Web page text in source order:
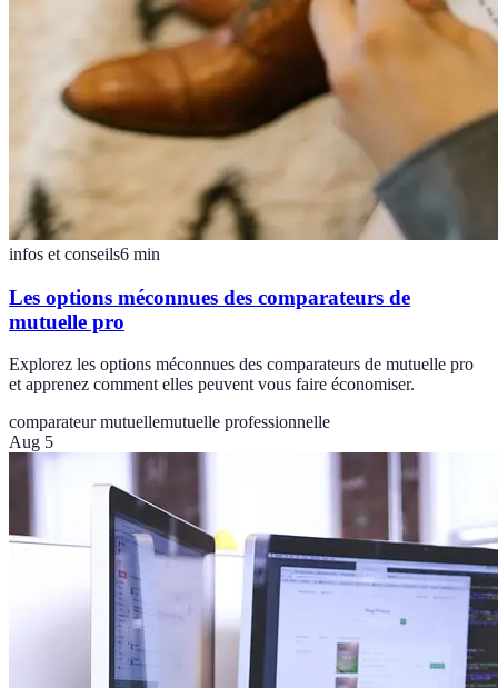
infos et conseils6 min
Les options méconnues des comparateurs de
mutuelle pro
Explorez les options méconnues des comparateurs de mutuelle pro
et apprenez comment elles peuvent vous faire économiser.
comparateur mutuellemutuelle professionnelle
Aug 5